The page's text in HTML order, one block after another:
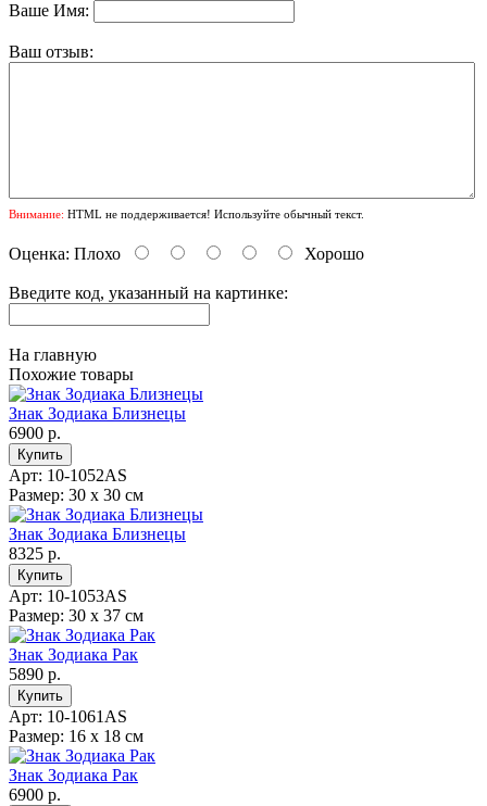
Ваше Имя:
Ваш отзыв:
Внимание: HTML не поддерживается! Используйте обычный текст.
Оценка: Плохо Хорошо
Введите код, указанный на картинке:
На главную
Похожие товары
Знак Зодиака Близнецы
6900 р.
Арт: 10-1052AS
Размер: 30 х 30 см
Знак Зодиака Близнецы
8325 р.
Арт: 10-1053AS
Размер: 30 х 37 см
Знак Зодиака Рак
5890 р.
Арт: 10-1061AS
Размер: 16 х 18 см
Знак Зодиака Рак
6900 р.